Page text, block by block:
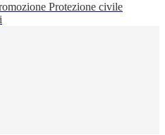
Protezione civile